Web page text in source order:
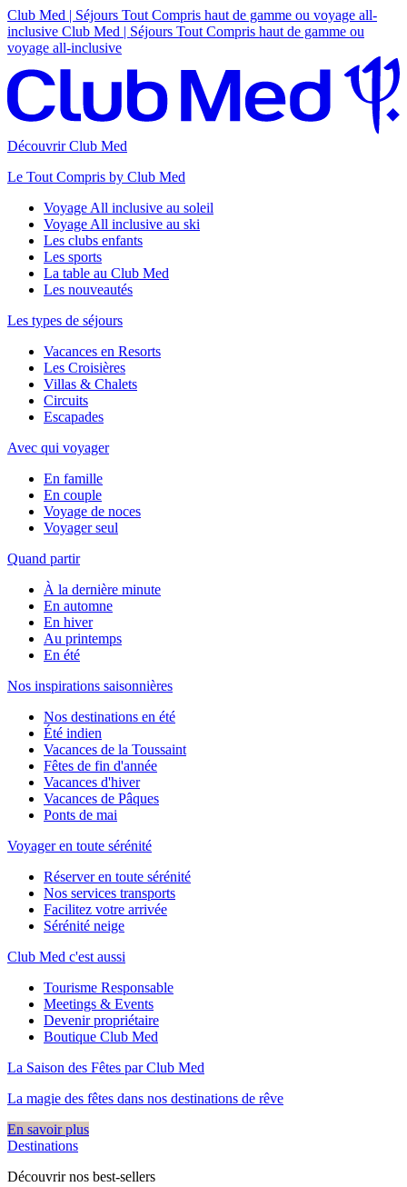
Club Med | Séjours Tout Compris haut de gamme ou voyage all-
inclusive Club Med | Séjours Tout Compris haut de gamme ou
voyage all-inclusive
Découvrir Club Med
Le Tout Compris by Club Med
Voyage All inclusive au soleil
Voyage All inclusive au ski
Les clubs enfants
Les sports
La table au Club Med
Les nouveautés
Les types de séjours
Vacances en Resorts
Les Croisières
Villas & Chalets
Circuits
Escapades
Avec qui voyager
En famille
En couple
Voyage de noces
Voyager seul
Quand partir
À la dernière minute
En automne
En hiver
Au printemps
En été
Nos inspirations saisonnières
Nos destinations en été
Été indien
Vacances de la Toussaint
Fêtes de fin d'année
Vacances d'hiver
Vacances de Pâques
Ponts de mai
Voyager en toute sérénité
Réserver en toute sérénité
Nos services transports
Facilitez votre arrivée
Sérénité neige
Club Med c'est aussi
Tourisme Responsable
Meetings & Events
Devenir propriétaire
Boutique Club Med
La Saison des Fêtes par Club Med
La magie des fêtes dans nos destinations de rêve​
En savoir plus
Destinations
Découvrir nos best-sellers